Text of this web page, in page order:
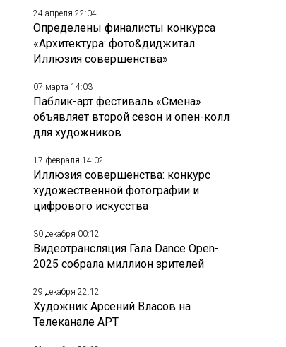
24 апреля 22:04
Определены финалисты конкурса
«Архитектура: фото&диджитал.
Иллюзия совершенства»
07 марта 14:03
Паблик-арт фестиваль «Смена»
объявляет второй сезон и опен-колл
для художников
17 февраля 14:02
Иллюзия совершенства: конкурс
художественной фотографии и
цифрового искусства
30 декабря 00:12
Видеотрансляция Гала Dance Open-
2025 собрала миллион зрителей
29 декабря 22:12
Художник Арсений Власов на
Телеканале АРТ